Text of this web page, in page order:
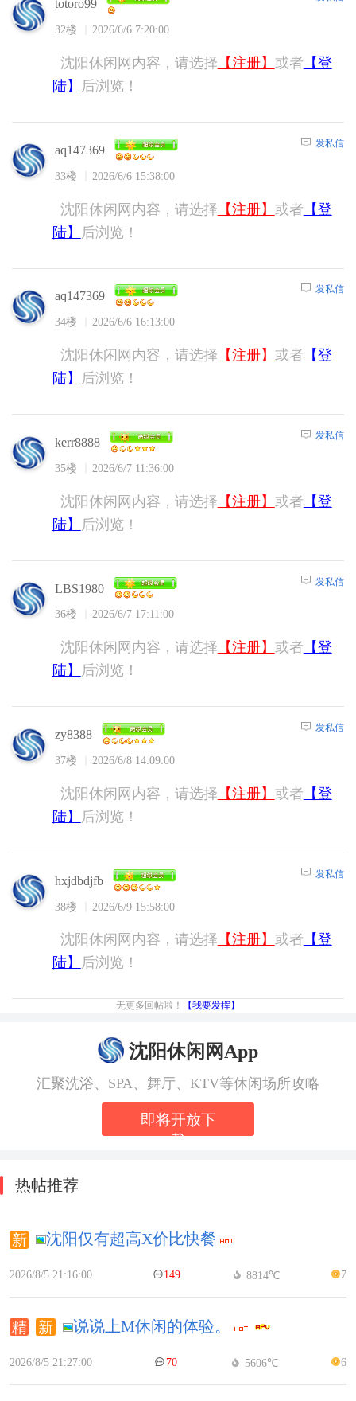
totoro99
32楼 2026/6/6 7:20:00
沈阳休闲网内容，请选择 【注册】 或者 【登
陆】
后浏览！
aq147369
33楼 2026/6/6 15:38:00
发私信
沈阳休闲网内容，请选择 【注册】 或者 【登
陆】
后浏览！
aq147369
34楼 2026/6/6 16:13:00
发私信
沈阳休闲网内容，请选择 【注册】 或者 【登
陆】
后浏览！
kerr8888
35楼 2026/6/7 11:36:00
发私信
沈阳休闲网内容，请选择 【注册】 或者 【登
陆】
后浏览！
LBS1980
36楼 2026/6/7 17:11:00
发私信
沈阳休闲网内容，请选择 【注册】 或者 【登
陆】
后浏览！
zy8388
37楼 2026/6/8 14:09:00
发私信
沈阳休闲网内容，请选择 【注册】 或者 【登
陆】
后浏览！
hxjdbdjfb
38楼 2026/6/9 15:58:00
发私信
沈阳休闲网内容，请选择 【注册】 或者 【登
陆】
后浏览！
无更多回帖啦！ 【我要发挥】
沈阳休闲网App
汇聚洗浴、SPA、舞厅、KTV等休闲场所攻略
即将开放下
载
热帖推荐
沈阳仅有超高X价比快餐
2026/8/5 21:16:00 149 8814℃ 7
说说上M休闲的体验。
2026/8/5 21:27:00 70 5606℃ 6